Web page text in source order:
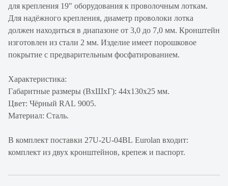
для крепления 19" оборудования к проволочным лоткам.
Для надёжного крепления, диаметр проволоки лотка
должен находиться в диапазоне от 3,0 до 7,0 мм. Кронштейн
изготовлен из стали 2 мм. Изделие имеет порошковое
покрытие с предварительным фосфатированием.
Характеристика:
Габаритные размеры (ВхШхГ): 44х130х25 мм.
Цвет: Чёрный RAL 9005.
Материал: Сталь.
В комплект поставки 27U-2U-04BL Eurolan входит:
комплект из двух кронштейнов, крепеж и паспорт.